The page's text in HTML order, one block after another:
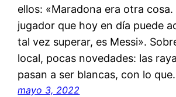
ellos: «Maradona era otra cosa.
jugador que hoy en día puede
tal vez superar, es Messi».
local, pocas novedades: las
pasan a ser blancas, con lo
mayo 3, 2022